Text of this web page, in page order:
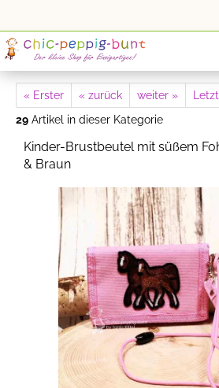
« Erster « zurück weiter »
29 Artikel in dieser Kategorie
Kinder-Brustbeutel mit süßem
& Braun